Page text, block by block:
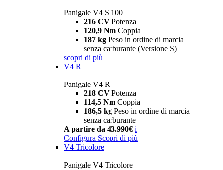
Panigale V4 S 100
216 CV Potenza
120,9 Nm Coppia
187 kg Peso in ordine di marcia
senza carburante (Versione S)
scopri di più
V4 R
Panigale V4 R
218 CV Potenza
114,5 Nm Coppia
186,5 kg Peso in ordine di marcia
senza carburante
A partire da 43.990€ i
Configura Scopri di più
V4 Tricolore
Panigale V4 Tricolore